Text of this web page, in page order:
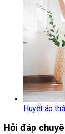
Huyết áp
Hỏi đáp